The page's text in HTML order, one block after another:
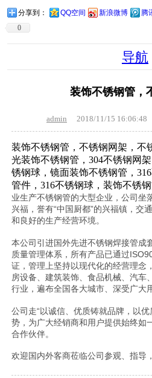
分享到： QQ空间 新浪微博 腾
0
导航
装饰不锈钢管，
admin 2018/11/15 16:06:48
装饰不锈钢管，不锈钢网架，不
光装饰不锈钢管，304不锈钢网
锈钢球，镜面装饰不锈钢管，
管件，316不锈钢球，装饰不锈
业生产不锈钢管的大型企业，公司坐
兴福，誉有“中国厨都”的兴福镇，交
和良好的生产经营环境。
本公司引进国外先进不锈钢焊接管成
质量管理体系，所有产品已通过
证，管理上坚持以现代化的经营理念
房设备、建筑装饰、食品机械、汽车
行业，遍布全国各大城市、深受广大
公司走“以诚信、优质铸就品牌，以
势，为广大经销商和用户提供始终如
合作伙伴。
欢迎国内外客商莅临公司参观、指导